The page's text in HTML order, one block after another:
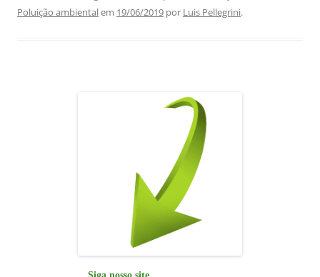
Poluição ambientalem 19/06/2019 por Luis Pellegrini.